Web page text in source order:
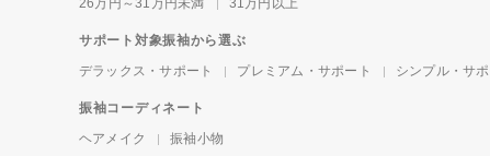
26万円～31万円未満
31万円以上
サポート対象振袖から選ぶ
デラックス・サポート
プレミアム・サポート シンプル・サポ
振袖コーディネート
ヘアメイク
振袖小物